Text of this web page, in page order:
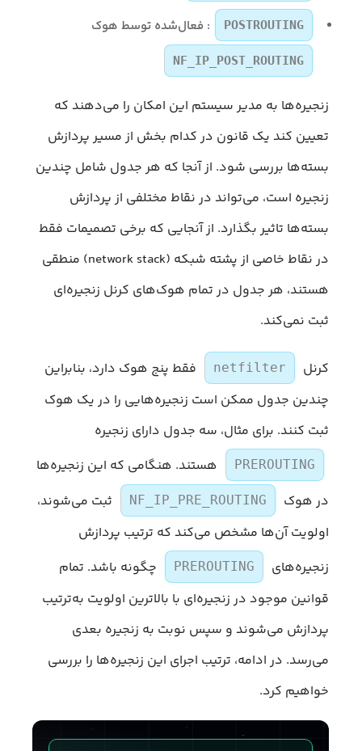
POSTROUTING : فعال‌شده توسط هوک
NF_IP_POST_ROUTING
زنجیره‌ها به مدیر سیستم این امکان را می‌دهند که
تعیین کند یک قانون در کدام بخش از مسیر پردازش
بسته‌ها بررسی شود. از آنجا که هر جدول شامل چندین
زنجیره است، می‌تواند در نقاط مختلفی از پردازش
بسته‌ها تاثیر بگذارد. از آنجایی که برخی تصمیمات فقط
در نقاط خاصی از پشته شبکه (network stack) منطقی
هستند، هر جدول در تمام هوک‌های کرنل زنجیره‌ای
ثبت نمی‌کند.
کرنل netfilter
فقط پنج هوک دارد، بنابراین
چندین جدول ممکن است زنجیره‌هایی را در یک هوک
ثبت کنند. برای مثال، سه جدول دارای زنجیره
PREROUTING
هستند. هنگامی که این زنجیره‌ها
در هوک
NF_IP_PRE_ROUTING
ثبت می‌شوند،
اولویت آن‌ها مشخص می‌کند که ترتیب پردازش
زنجیره‌های
PREROUTING
چگونه باشد. تمام
قوانین موجود در زنجیره‌ای با بالاترین اولویت به‌ترتیب
پردازش می‌شوند و سپس نوبت به زنجیره بعدی
می‌رسد. در ادامه، ترتیب اجرای این زنجیره‌ها را بررسی
خواهیم کرد.